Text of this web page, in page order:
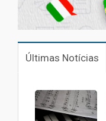
Últimas Notícias